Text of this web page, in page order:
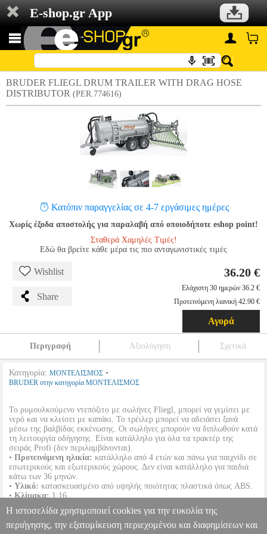
E-shop.gr App
BRUDER FLIEGL DRUM TRAILER WITH DRAG HOSE
DISTRIBUTOR (PER.774616)
Κατόπιν παραγγελίας σε 4-7 εργάσιμες ημέρες
Χωρίς έξοδα αποστολής για παραλαβή από οποιοδήποτε eshop point!
Σταθερά Χαμηλές Τιμές!
Εδώ θα βρείτε κάθε μέρα τις πιο ανταγωνιστικές τιμές
Wishlist
Share
36.20 €
Ελάχιστη 30 ημερών 36.2 €
Προτεινόμενη λιανική 42.90 €
Αγορά
Περιγραφή Αξιολόγηση Σχετικά
Κατηγορία: ΜΟΝΤΕΛΙΣΜΟΣ •
BRUDER στην κατηγορία ΜΟΝΤΕΛΙΣΜΟΣ
Το ρυμουλκούμενο ντεπόζιτο με σωλήνες Fliegl, μπορεί να γεμίσει με
νερό και να κλείσει με καπάκι. Το τρέιλερ μπορεί να αδειάσει ξανά
μέσω της βαλβίδας εκκένωσης. Οι σωλήνες μπορούν να διπλωθούν κατά
τη λειτουργία οδήγησης. Είναι κατάλληλο για όλα τα τρακτέρ της
σειράς Profi (δεν περιλαμβάνονται).
• Προτεινόμενη ηλικία: κατάλληλο από 4 ετών και πάνω για παιχνίδι σε
εσωτερικούς και εξωτερικούς χώρους. Δεν είναι κατάλληλο για παιδιά
κάτω των 36 μηνών.
• Yλικό: κατασκευασμένο από υψηλής ποιότητας πλαστικά όπως ABS.
•Κλίμακα:1:16.
•
Διαστάσεις:
41.5 cm x 48.4 cm x 19 cm.
• Εγγύηση:1 χρόνος.DOA 7 ημερών
Η ιστοσελίδα χρησιμοποιεί cookies για την ευκολία της
περιήγησης, την εξατομίκευση περιεχομένου και διαφημίσεων και